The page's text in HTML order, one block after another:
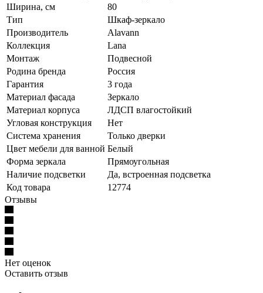
Ширина, см
80
Тип
Шкаф-зеркало
Производитель
Alavann
Коллекция
Lana
Монтаж
Подвесной
Родина бренда
Россия
Гарантия
3 года
Материал фасада
Зеркало
Материал корпуса
ЛДСП влагостойкий
Угловая конструкция
Нет
Система хранения
Только дверки
Цвет мебели для ванной Белый
Форма зеркала
Прямоугольная
Наличие подсветки
Да, встроенная подсветка
Код товара
12774
Отзывы
Нет оценок
Оставить отзыв